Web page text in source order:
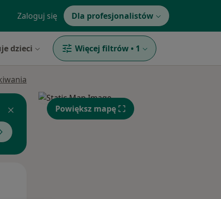
Zaloguj się Dla profesjonalistów
dzieci Więcej filtrów • 1
Powiększ mapę